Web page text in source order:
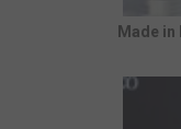
Made